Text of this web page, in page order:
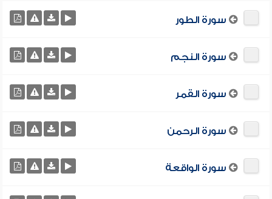
سورة الطور
سورة النجم
سورة القمر
سورة الرحمن
سورة الواقعة